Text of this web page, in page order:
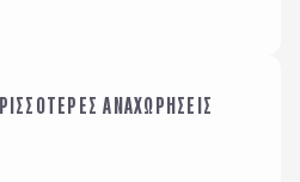
ΑΝΑΧΩΡΗΣΕΙΣ